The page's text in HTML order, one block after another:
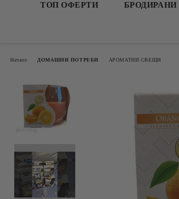
ТОП ОФЕРТИ БРОДИРАНИ
Начало ДОМАШНИ ПОТРЕБИ АРОМАТНИ СВЕЩИ